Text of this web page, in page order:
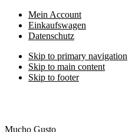
Mein Account
Einkaufswagen
Datenschutz
Skip to primary navigation
Skip to main content
Skip to footer
Mucho Gusto